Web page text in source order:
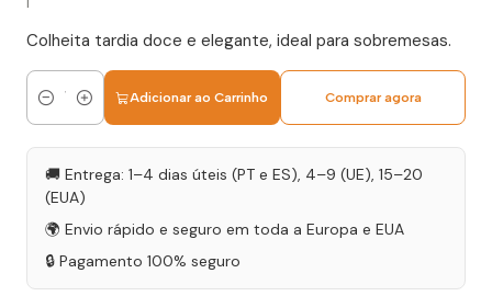
Colheita tardia doce e elegante, ideal para sobremesas.
Quantidade
Adicionar ao Carrinho Comprar agora
🚚 Entrega: 1–4 dias úteis (PT e ES), 4–9 (UE), 15–20
(EUA)
🌍 Envio rápido e seguro em toda a Europa e EUA
🔒 Pagamento 100% seguro